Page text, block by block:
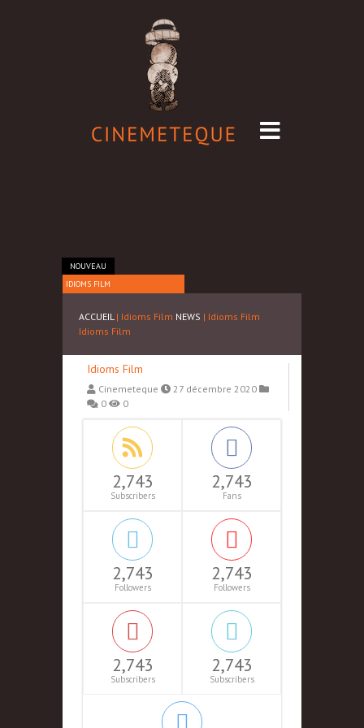
NOUVEAU
IDIOMS FILM
ACCUEIL | Idioms Film NEWS | Idioms Film
Idioms Film
Idioms Film
Cinemeteque
27 décembre 2020
0
0
2,743
Subscribers
2,743
Fans
2,743
Followers
2,743
Followers
2,743
Subscribers
2,743
Subscribers